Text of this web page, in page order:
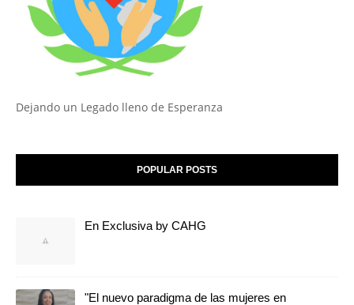
Dejando un Legado lleno de Esperanza
POPULAR POSTS
En Exclusiva by CAHG
"El nuevo paradigma de las mujeres en